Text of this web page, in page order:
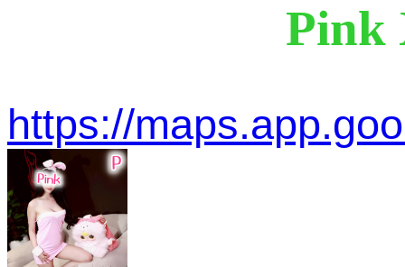
Pink
https://